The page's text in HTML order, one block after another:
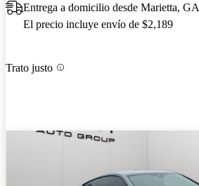
Entrega a domicilio desde Marietta, GA
El precio incluye envío de $2,189
Trato justo